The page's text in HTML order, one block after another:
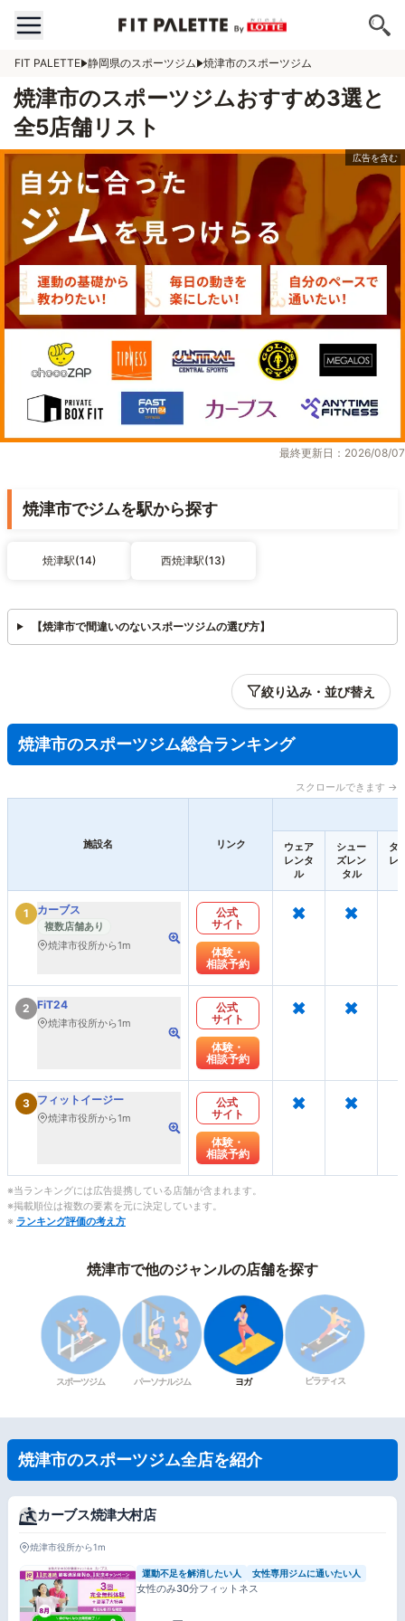
FIT PALETTE 静岡県のスポーツジム 焼津市のスポーツジム
焼津市のスポーツジムおすすめ3選と
全5店舗リスト
最終更新日：2026/08/07
焼津市でジムを駅から探す
焼津駅(14) 西焼津駅(13)
【焼津市で間違いのないスポーツジムの選び方】
絞り込み・並び替え
焼津市のスポーツジム総合ランキング
スクロールできます →
施設名 リンク
ウェア
レンタ
ル
シュー
ズレン
タル
タ
レ
1 カーブス
複数店舗あり
焼津市役所から1m
公式
サイト
体験・
相談予約
× ×
2 FiT24
焼津市役所から1m
公式
サイト
体験・
相談予約
× ×
3 フィットイージー
焼津市役所から1m
公式
サイト
体験・
相談予約
× ×
※当ランキングには広告提携している店舗が含まれます。
※掲載順位は複数の要素を元に決定しています。
※ ランキング評価の考え方
焼津市で他のジャンルの店舗を探す
スポーツジム パーソナルジム ヨガ ピラティス
焼津市のスポーツジム全店を紹介
カーブス焼津大村店
焼津市役所から1m
運動不足を解消したい人 女性専用ジムに通いたい人
女性のみ30分フィットネス